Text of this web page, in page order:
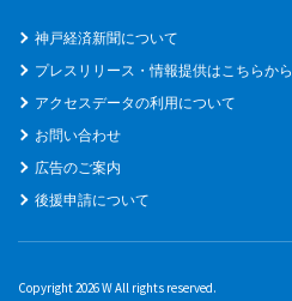
神戸経済新聞について
プレスリリース・情報提供はこちらから
アクセスデータの利用について
お問い合わせ
広告のご案内
後援申請について
Copyright 2026 W All rights reserved.